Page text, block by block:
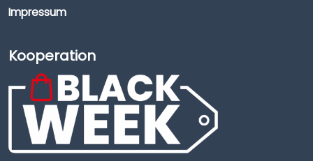
Impressum
Kooperation